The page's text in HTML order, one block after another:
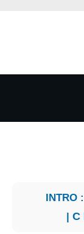
INTRO
| C